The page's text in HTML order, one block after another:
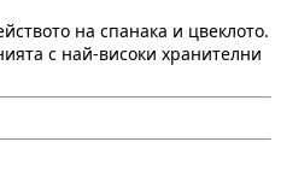
на спанака и цвеклото.
с най-високи хранителни